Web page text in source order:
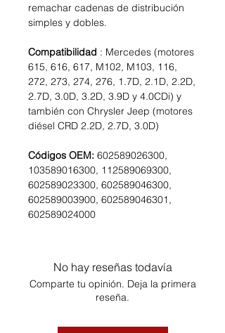
remachar cadenas de distribución
simples y dobles.
Compatibilidad : Mercedes (motores
615, 616, 617, M102, M103, 116,
272, 273, 274, 276, 1.7D, 2.1D, 2.2D,
2.7D, 3.0D, 3.2D, 3.9D y 4.0CDi) y
también con Chrysler Jeep (motores
diésel CRD 2.2D, 2.7D, 3.0D)
Códigos OEM: 602589026300,
103589016300, 112589069300,
602589023300, 602589046300,
602589003900, 602589046301,
602589024000
No hay reseñas todavía
Comparte tu opinión. Deja la primera
reseña.